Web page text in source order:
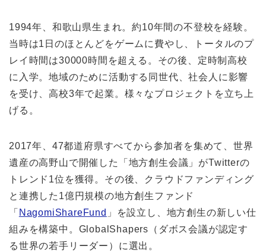
1994年、和歌山県生まれ。約10年間の不登校を経験。
当時は1日のほとんどをゲームに費やし、トータルのプ
レイ時間は30000時間を超える。その後、定時制高校
に入学。地域のために活動する同世代、社会人に影響
を受け、高校3年で起業。様々なプロジェクトを立ち上
げる。
2017年、47都道府県すべてから参加者を集めて、世界
遺産の高野山で開催した「地方創生会議」がTwitterの
トレンド1位を獲得。その後、クラウドファンディング
と連携した1億円規模の地方創生ファンド
「 NagomiShareFund 」を設立し、地方創生の新しい仕
組みを構築中。GlobalShapers（ダボス会議が認定す
る世界の若手リーダー）に選出。